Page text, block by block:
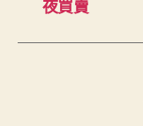
夜買賣